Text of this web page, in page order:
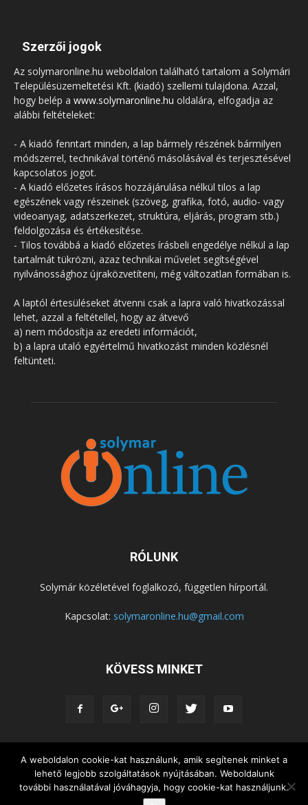
Szerzői jogok
Az solymaronline.hu weboldalon található tartalom a Solymári
Településüzemeltetési Kft. (kiadó) szellemi tulajdona. Azzal,
hogy belép a www.solymaronline.hu oldalára, elfogadja az
alábbi feltételeket:
- A kiadó fenntart minden, a lap bármely részének bármilyen
módszerrel, technikával történő másolásával és terjesztésével
kapcsolatos jogot.
- A kiadó előzetes írásos hozzájárulása nélkül tilos a lap
egészének vagy részeinek (szöveg, grafika, fotó, audio- vagy
videoanyag, adatszerkezet, struktúra, eljárás, program stb.)
feldolgozása és értékesítése.
- Tilos továbbá a kiadó előzetes írásbeli engedélye nélkül a lap
tartalmát tükrözni, azaz technikai művelet segítségével
nyilvánossághoz újraközvetíteni, még változatlan formában is.
A laptól értesüléseket átvenni csak a lapra való hivatkozással
lehet, azzal a feltétellel, hogy az átvevő
a) nem módosítja az eredeti információt,
b) a lapra utaló egyértelmű hivatkozást minden közlésnél
feltünteti.
RÓLUNK
Solymár közéletével foglalkozó, független hírportál.
Kapcsolat: solymaronline.hu@gmail.com
KÖVESS MINKET
KÖZÉLET KÖZÖSSÉGEK
SZABADIDŐ
NEMZETISÉG, HELYTÖRTÉNET
RIPORTOK
KÖZÉRDEKŰ INFORMÁCIÓK
A weboldalon cookie-kat használunk, amik segítenek minket a
lehető legjobb szolgáltatások nyújtásában. Weboldalunk
további használatával jóváhagyja, hogy cookie-kat használjunk.